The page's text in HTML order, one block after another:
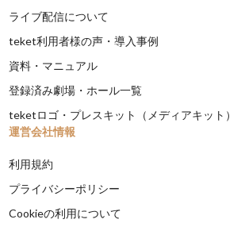
ライブ配信について
teket利用者様の声・導入事例
資料・マニュアル
登録済み劇場・ホール一覧
teketロゴ・プレスキット（メディアキット）
運営会社情報
利用規約
プライバシーポリシー
Cookieの利用について